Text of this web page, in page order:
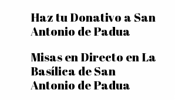
Haz tu Donativo a San
Antonio de Padua
Misas en Directo en La
Basílica de San
Antonio de Padua